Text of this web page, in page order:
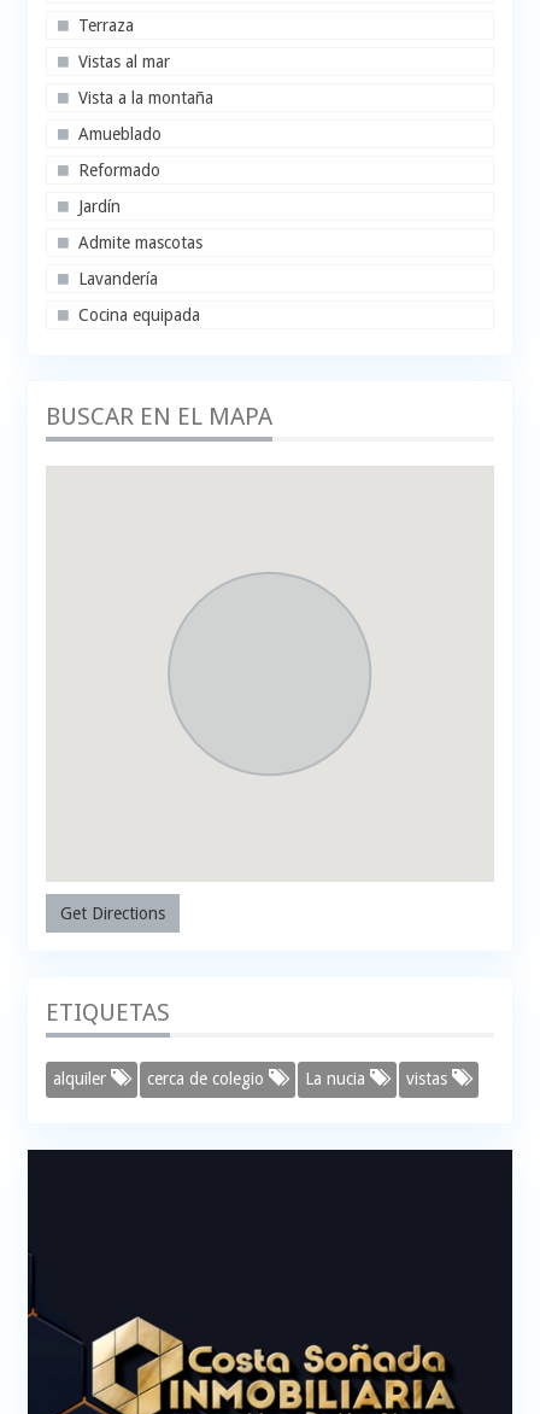
Terraza
Vistas al mar
Vista a la montaña
Amueblado
Reformado
Jardín
Admite mascotas
Lavandería
Cocina equipada
BUSCAR EN EL MAPA
Get Directions
ETIQUETAS
alquiler cerca de colegio La nucia vistas